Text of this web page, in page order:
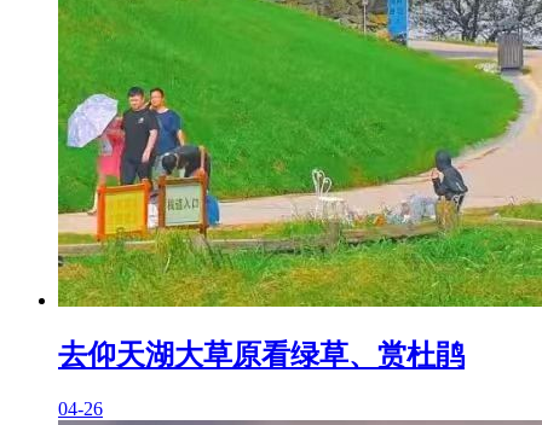
去仰天湖大草原看绿草、赏杜鹃
04-26